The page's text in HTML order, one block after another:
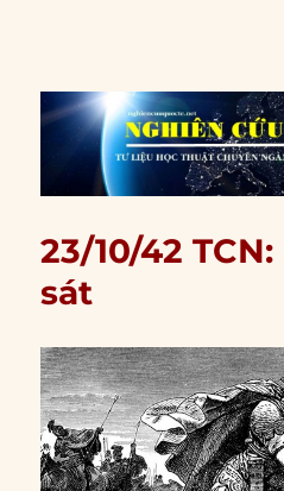
23/10/42
sát